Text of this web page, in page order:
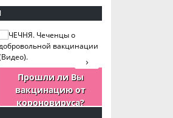
Прошли ли Вы
вакцинацию от
короновируса?
›